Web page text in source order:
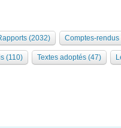
(2032) Comptes-rendus
(110) Textes adoptés (47)